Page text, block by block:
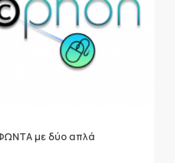
με δύο απλά